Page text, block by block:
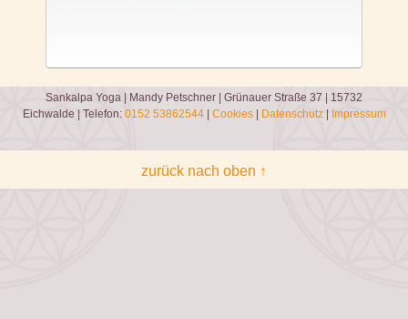
Sankalpa Yoga | Mandy Petschner | Grünauer Straße 37 | 15732
Eichwalde | Telefon: 0152 53862544| Cookies| Datenschutz| Impressum
zurück nach oben ↑